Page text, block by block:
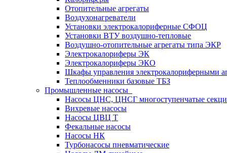
Отопительные агрегаты
Воздухонагреватели
Установки электрокалориферные СФОЦ
Установки ВТУ воздушно-тепловые
Воздушно-отопительные агрегаты типа ЭКР
Электрокалориферы ЭК
Электрокалориферы ЭКО
Шкафы управления электрокалориферными
Теплообменники базовые ТБЗ
Промышленные насосы
Насосы ЦНС, ЦНСГ многоступенчатые
Вихревые насосы
Насосы ЦВЦ Т
Фекальные насосы
Насосы НК
Турбонасосы пневматические